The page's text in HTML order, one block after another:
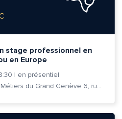
stage professionnel en
en Europe
| en présentiel
Cité des Métiers du Grand Genève 6, rue Prévost-Martin 1205 Genève